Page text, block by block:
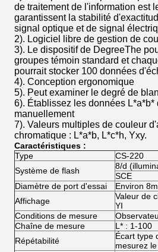
de traitement de l'information est
garantissent la stabilité
signal optique et de signal
2). Logiciel libre de gestion de
3). Le dispositif de DegreeThe
groupes témoin standard et
pourrait stocker 100 données
4). Conception ergonomique
5). Peut examiner le degré de
6). Établissez les données L*a*b*
manuellement
7). Valeurs multiples de couleur
chromatique : L*a*b, L*c*h, Yxy.
Caractéristiques :
Type
CS-220
Système de flash
8/d
SCE
Diamètre de port d'essai
Environ
Affichage
Valeur de
YI
Conditions de mesure
Chaîne de mesure
L* : 1-100
Répétabilité
Écart type
mesurez